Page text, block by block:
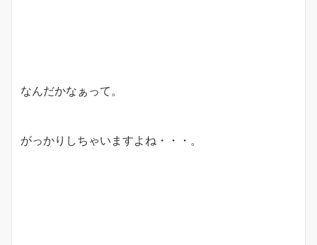
なんだかなぁって。
がっかりしちゃいますよね・・・。